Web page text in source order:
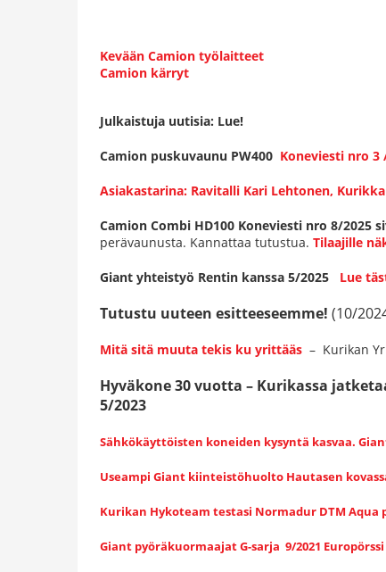
Kevään Camion työlaitteet
Camion kärryt
Julkaistuja uutisia: Lue!
Camion puskuvaunu PW400 Koneviesti nro 3
Asiakastarina: Ravitalli Kari Lehtonen, Kurikka
Camion Combi HD100 Koneviesti nro 8/2025
perävaunusta. Kannattaa tutustua. Tilaajille
Giant yhteistyö Rentin kanssa 5/2025 Lue
Tutustu uuteen esitteeseemme! (10/
Mitä sitä muuta tekis ku yrittääs – Kurikan
Hyväkone 30 vuotta – Kurikassa
5/2023
Sähkökäyttöisten koneiden kysyntä kasvaa.
Useampi Giant kiinteistöhuolto Hautasen
Kurikan Hykoteam testasi Normadur DTM Aqua
Giant pyöräkuormaajat G-sarja 9/2021 Europörssi